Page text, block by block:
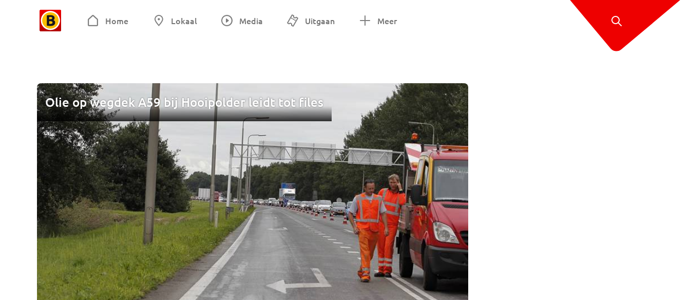
Home Lokaal Media Uitgaan Meer
Olie op wegdek A59 bij Hooipolder leidt tot files